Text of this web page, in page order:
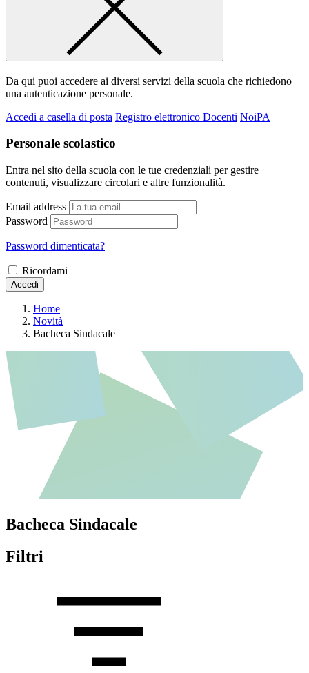
Da qui puoi accedere ai diversi servizi della scuola che richiedono
una autenticazione personale.
Accedi a casella di posta Registro elettronico Docenti NoiPA
Personale scolastico
Entra nel sito della scuola con le tue credenziali per gestire
contenuti, visualizzare circolari e altre funzionalità.
Email address
Password
Password dimenticata?
Ricordami
Accedi
Home
Novità
Bacheca Sindacale
Bacheca Sindacale
Filtri